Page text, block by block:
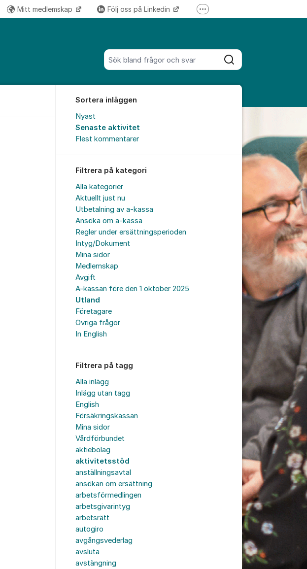
Sök bland alla inlägg
Sök
Mitt medlemskap Följ oss på Linkedin Fler supportlänkar
Sortera inläggen
Nyast
Senaste aktivitet
Flest kommentarer
Filtrera på kategori
Alla kategorier
Aktuellt just nu
Utbetalning av a-kassa
Ansöka om a-kassa
Regler under ersättningsperioden
Intyg/Dokument
Mina sidor
Medlemskap
Avgift
A-kassan före den 1 oktober 2025
Utland
Företagare
Övriga frågor
In English
Filtrera på tagg
Alla inlägg
Inlägg utan tagg
English
Försäkringskassan
Mina sidor
Vårdförbundet
aktiebolag
aktivitetsstöd
anställningsavtal
ansökan om ersättning
arbetsförmedlingen
arbetsgivarintyg
arbetsrätt
autogiro
avgångsvederlag
avsluta
avstängning